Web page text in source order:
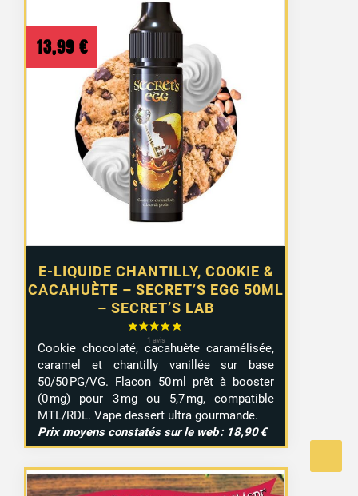
E-LIQUIDE CHANTILLY, COOKIE &
CACAHUÈTE – SECRET’S EGG 50ML
– SECRET’S LAB
13,99 €
Cookie chocolaté, cacahuète caramélisée,
caramel et chantilly vanillée sur base
50/50 PG/VG. Flacon 50 ml prêt à booster
(0 mg) pour 3 mg ou 5,7 mg, compatible
MTL/RDL. Vape dessert ultra gourmande.
Prix moyens constatés sur le web : 18,90 €